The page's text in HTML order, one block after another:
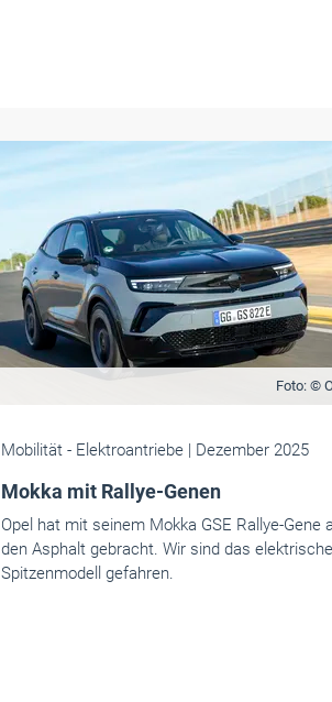
Foto: ©
Mobilität- Elektroantriebe | Dezember 2025
Mokka mit Rallye-Genen
Opel hat mit seinem Mokka GSE Rallye-Gene
den Asphalt gebracht. Wir sind das elektrische
Spitzenmodell gefahren.